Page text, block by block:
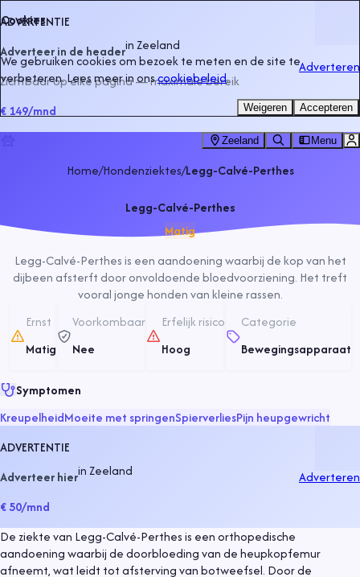
ADVERTENTIE
Adverteer in de headerinZeeland
Zichtbaar op elke pagina — maximale bereik
€ 149/mnd
Adverteren
Zeeland Menu
Home/Hondenziektes/Legg-Calvé-Perthes
Legg-Calvé-Perthes
Matig
Legg-Calvé-Perthes is een aandoening waarbij de kop van het
dijbeen afsterft door onvoldoende bloedvoorziening. Het treft
vooral jonge honden van kleine rassen.
Ernst
Matig
Voorkombaar
Nee
Erfelijk risico
Hoog
Categorie
Bewegingsapparaat
Symptomen
KreupelheidMoeite met springenSpierverliesPijn heupgewricht
ADVERTENTIE
Adverteer hierinZeeland
€ 50/mnd
Adverteren
De ziekte van Legg-Calvé-Perthes is een orthopedische
aandoening waarbij de doorbloeding van de heupkopfemur
afneemt, wat leidt tot afsterving van botweefsel. Door de
Cookies
We gebruiken cookies om bezoek te meten en de site te
verbeteren. Lees meer in onscookiebeleid.
Weigeren Accepteren